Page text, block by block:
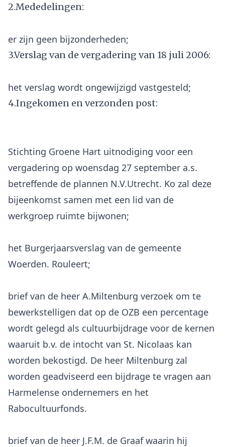
2.Mededelingen:
3.Verslag van de vergadering van 18 juli 2006:
4.Ingekomen en verzonden post:
Stichting Groene Hart uitnodiging voor een
vergadering op woensdag 27 september a.s.
betreffende de plannen N.V.Utrecht. Ko zal deze
bijeenkomst samen met een lid van de
werkgroep ruimte bijwonen;
het Burgerjaarsverslag van de gemeente
Woerden. Rouleert;
brief van de heer A.Miltenburg verzoek om te
bewerkstelligen dat op de OZB een percentage
wordt gelegd als cultuurbijdrage voor de kernen
waaruit b.v. de intocht van St. Nicolaas kan
worden bekostigd. De heer Miltenburg zal
worden geadviseerd een bijdrage te vragen aan
Harmelense ondernemers en het
Rabocultuurfonds.
brief van de heer J.F.M. de Graaf waarin hij